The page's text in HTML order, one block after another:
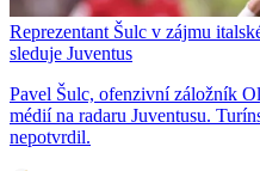
Reprezentant Šulc v zájmu
sleduje Juventus
Pavel Šulc, ofenzivní záložník
médií na radaru Juventusu.
nepotvrdil.